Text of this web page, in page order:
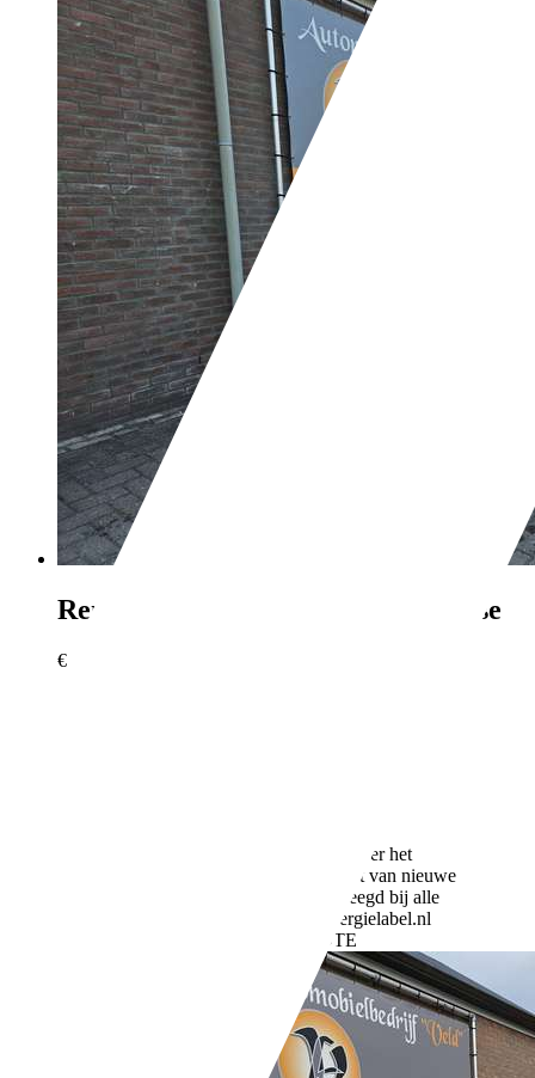
Renault Megane Estate 1.5 dCi Bose
€ 1.745,-
Meer informatie over het
brandstofverbruik en CO2-uitstoot van nieuwe
voertuigen kan worden geraadpleegd bij alle
verkooppunten en op: www.energielabel.nl
NL-8345 HJ KALLENKOTE